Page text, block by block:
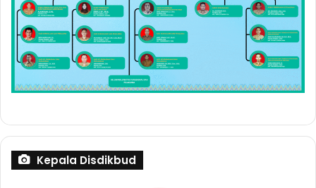
Kepala Disdikbud